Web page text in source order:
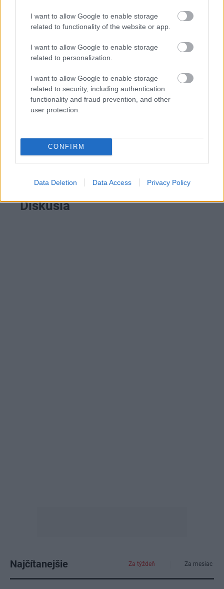
I want to allow Google to enable storage
related to functionality of the website or app.
I want to allow Google to enable storage
related to personalization.
I want to allow Google to enable storage
related to security, including authentication
functionality and fraud prevention, and other
user protection.
CONFIRM
Data Deletion Data Access Privacy Policy
HELUZ vyrába komíny vhodné aj do pasívnych
domov
Diskusia
Najčítanejšie Za týždeň Za mesiac